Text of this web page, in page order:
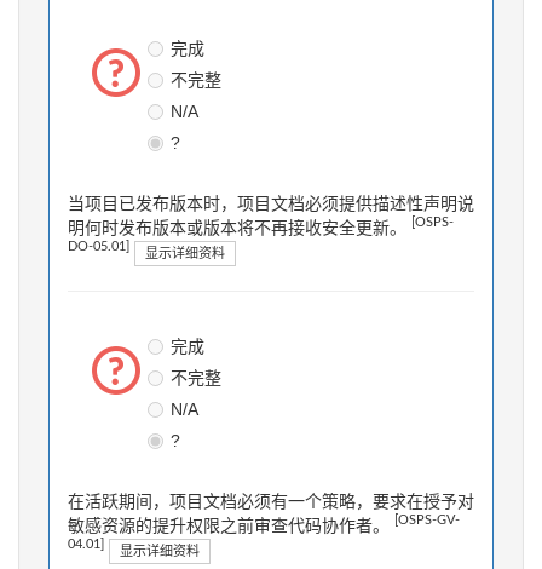
完成
不完整
N/A
?
当项目已发布版本时，项目文档必须提供描述性声明说
明何时发布版本或版本将不再接收安全更新。
[OSPS-
DO-05.01] 显示详细资料
完成
不完整
N/A
?
在活跃期间，项目文档必须有一个策略，要求在授予对
敏感资源的提升权限之前审查代码协作者。
[OSPS-GV-
04.01] 显示详细资料